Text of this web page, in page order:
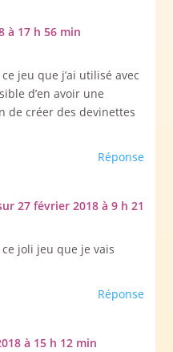
à 17 h 56 min
jeu que j’ai utilisé avec
d’en avoir une
de créer des devinettes
Réponse
27 février 2018 à 9 h 21
joli jeu que je vais
Réponse
à 15 h 12 min